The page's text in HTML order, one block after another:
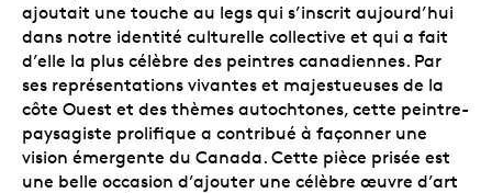
ajoutait une touche au legs qui s’inscrit aujourd’hui
dans notre identité culturelle collective et qui a fait
d’elle la plus célèbre des peintres canadiennes. Par
ses représentations vivantes et majestueuses de la
côte Ouest et des thèmes autochtones, cette peintre-
paysagiste prolifique a contribué à façonner une
vision émergente du Canada. Cette pièce prisée est
une belle occasion d’ajouter une célèbre œuvre d’art